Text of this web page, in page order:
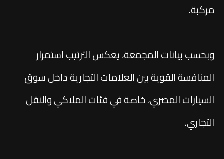
مركبة.
وبحسب بيانات المجمعة، يعكس الترتيب استمرار
المنافسة القوية بين العلامات التجارية داخل سوق
السيارات المصري، خاصة في فئات الملاكي والنقل
التجاري.